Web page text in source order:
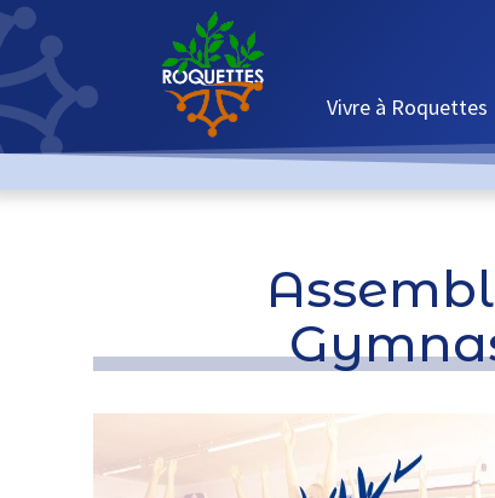
Vivre à Roquettes